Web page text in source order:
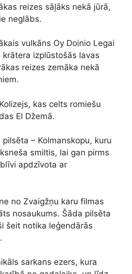
reizes sāļāks nekā jūrā,
neglābs.
vulkāns Oy Doinio Legai
izplūstošās lavas
reizes zemāka nekā
kas celts romiešu
El Džemā.
– Kolmanskopu, kuru
smiltis, lai gan pirms
apdzīvota ar
no Zvaigžņu karu filmas
nosaukums. Šāda pilsēta
šeit notika leģendārās
sarkans ezers, kura